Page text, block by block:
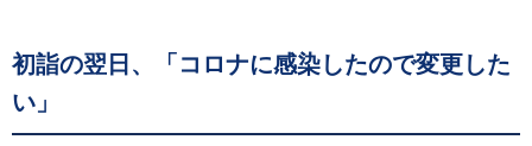
初詣の翌日、「コロナに感染したので変更した
い」